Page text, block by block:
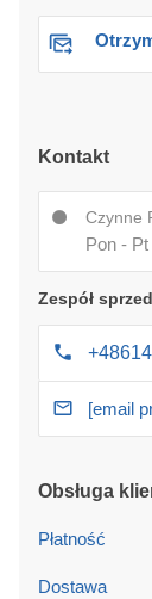
Kontakt
Czynne
Pon -
Zespół
[email
Obsługa
Płatność
Dostawa